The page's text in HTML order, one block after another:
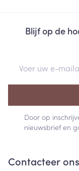
Blijf op de
Door op
nieuwsbrief en
Contacteer ons